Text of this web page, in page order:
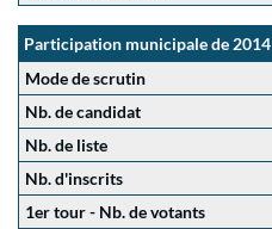
Participation municipale de 2014
Mode de scrutin
Nb. de candidat
Nb. de liste
Nb. d'inscrits
1er tour - Nb. de votants